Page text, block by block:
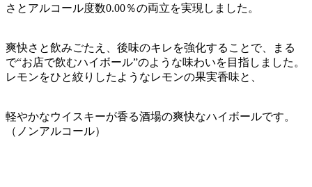
さとアルコール度数0.00％の両立を実現しました。
爽快さと飲みごたえ、後味のキレを強化することで、まる
で“お店で飲むハイボール”のような味わいを目指しました。
レモンをひと絞りしたようなレモンの果実香味と、
軽やかなウイスキーが香る酒場の爽快なハイボールです。
（ノンアルコール）